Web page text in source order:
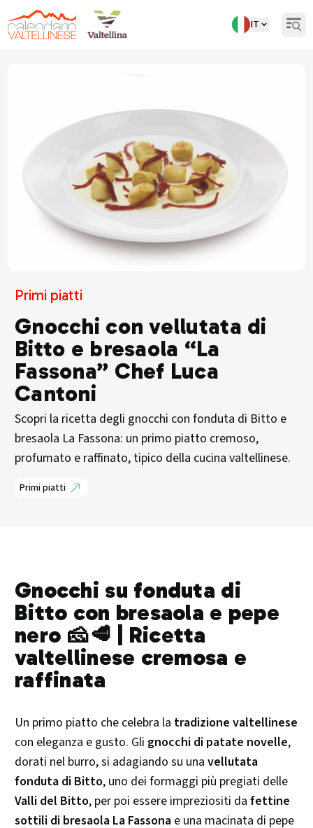
IT
Torna indietro
Primi piatti
Gnocchi con vellutata di
Bitto e bresaola “La
Fassona” Chef Luca
Cantoni
Scopri la ricetta degli gnocchi con fonduta di Bitto e
bresaola La Fassona: un primo piatto cremoso,
profumato e raffinato, tipico della cucina valtellinese.
Primi piatti
Gnocchi su fonduta di
Bitto con bresaola e pepe
nero 🧀🥩 | Ricetta
valtellinese cremosa e
raffinata
Un primo piatto che celebra la tradizione valtellinese
con eleganza e gusto. Gli gnocchi di patate novelle,
dorati nel burro, si adagiando su una vellutata
fonduta di Bitto, uno dei formaggi più pregiati delle
Valli del Bitto, per poi essere impreziositi da fettine
sottili di bresaola La Fassona e una macinata di pepe